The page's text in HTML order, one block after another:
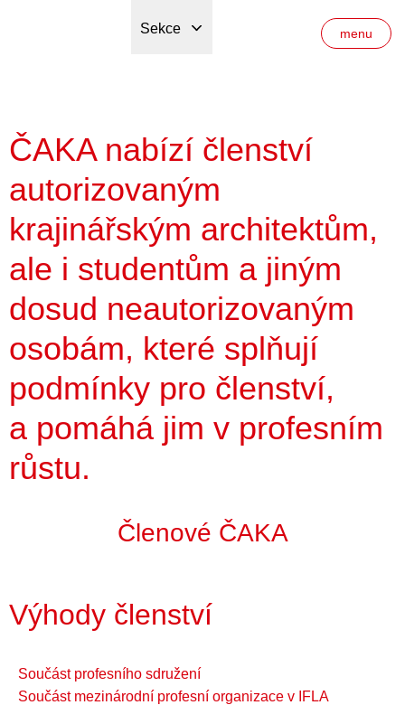
menu
Sekce
ČAKA nabízí členství
autorizovaným
krajinářským architektům,
ale i studentům a jiným
dosud neautorizovaným
osobám, které splňují
podmínky pro členství,
a pomáhá jim v profesním
růstu.
Členové ČAKA
Výhody členství
Součást profesního sdružení
Součást mezinárodní profesní organizace v IFLA